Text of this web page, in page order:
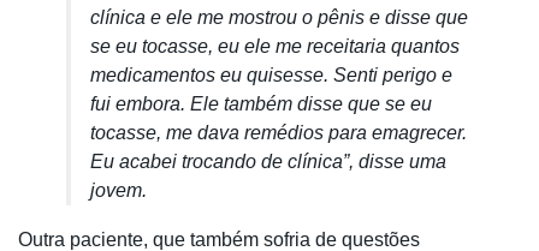
clínica e ele me mostrou o pênis e disse que
se eu tocasse, eu ele me receitaria quantos
medicamentos eu quisesse. Senti perigo e
fui embora. Ele também disse que se eu
tocasse, me dava remédios para emagrecer.
Eu acabei trocando de clínica”, disse uma
jovem.
Outra paciente, que também sofria de questões